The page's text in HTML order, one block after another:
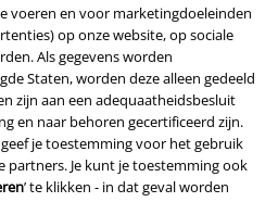
voeren en voor marketingdoeleinden
op onze website, op sociale
Als gegevens worden
Staten, worden deze alleen gedeeld
zijn aan een adequaatheidsbesluit
en naar behoren gecertificeerd zijn.
geef je toestemming voor het gebruik
partners. Je kunt je toestemming ook
’ te klikken - in dat geval worden